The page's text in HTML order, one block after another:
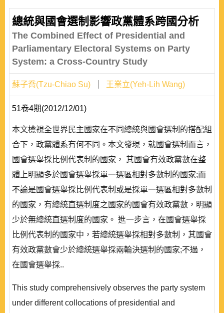
總統與國會選制影響政黨體系跨國分析
The Combined Effect of Presidential and
Parliamentary Electoral Systems on Party
System: a Cross-Country Study
蘇子喬(Tzu-Chiao Su) 王業立(Yeh-Lih Wang)
51卷4期(2012/12/01)
本文檢視全世界民主國家在不同總統與國會選制的搭配組
合下，政黨體系有何不同。本文發現，就國會選制而言，
國會選舉採比例代表制的國家， 其國會有效政黨數在整
體上明顯多於國會選舉採單一選區相對多數制的國家;而
不論是國會選舉採比例代表制或是採單一選區相對多數制
的國家，有總統直選制度之國家的國會有效政黨數，明顯
少於無總統直選制度的國家。 進一步言，在國會選舉採
比例代表制的國家中，若總統選舉採相對多數制，其國會
有效政黨數會少於總統選舉採兩輪決選制的國家;不過，
在國會選舉採..
This study comprehensively observes the party system
under different collocations of presidential and